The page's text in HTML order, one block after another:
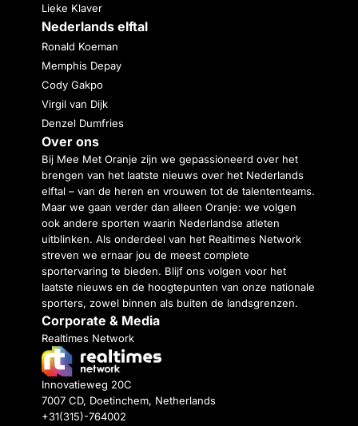
Lieke Klaver
Nederlands elftal
Ronald Koeman
Memphis Depay
Cody Gakpo
Virgil van Dijk
Denzel Dumfries
Over ons
Bij Mee Met Oranje zijn we gepassioneerd over het
brengen van het laatste nieuws over het Nederlands
elftal – van de heren en vrouwen tot de talententeams.
Maar we gaan verder dan alleen Oranje: we volgen
ook andere sporten waarin Nederlandse atleten
uitblinken. Als onderdeel van het Realtimes Network
streven we ernaar jou de meest complete
sportervaring te bieden. Blijf ons volgen voor het
laatste nieuws en de hoogtepunten van onze nationale
sporters, zowel binnen als buiten de landsgrenzen.
Corporate & Media
Realtimes Network
Innovatieweg 20C
7007 CD, Doetinchem, Netherlands
+31(315)-764002